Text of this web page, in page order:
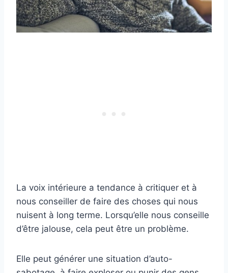
La voix intérieure a tendance à critiquer et à
nous conseiller de faire des choses qui nous
nuisent à long terme. Lorsqu’elle nous conseille
d’être jalouse, cela peut être un problème.
Elle peut générer une situation d’auto-